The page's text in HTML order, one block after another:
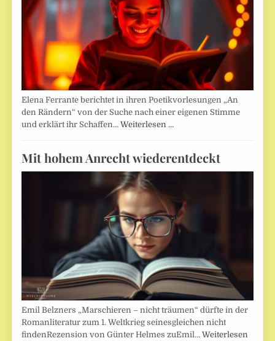
Elena Ferrante berichtet in ihren Poetikvorlesungen „An
den Rändern“ von der Suche nach einer eigenen Stimme
und erklärt ihr Schaffen…Weiterlesen …
Mit hohem Anrecht wiederentdeckt
Emil Belzners „Marschieren – nicht träumen“ dürfte in der
Romanliteratur zum 1. Weltkrieg seinesgleichen nicht
findenRezension von Günter Helmes zuEmil…Weiterlesen